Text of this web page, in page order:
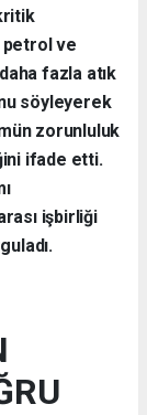
ve
fazla atık
söyleyerek
zorunluluk
ifade etti.
işbirliği